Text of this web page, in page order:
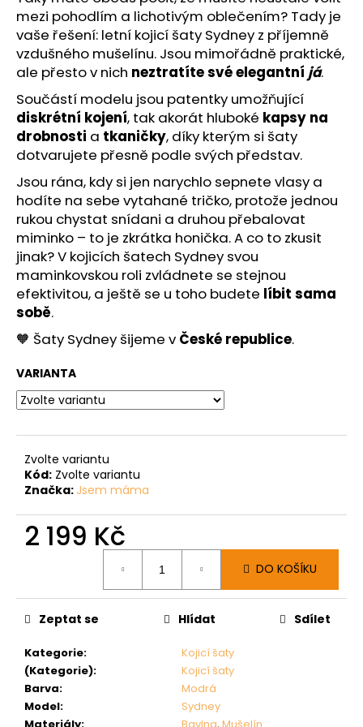
mezi pohodlím a lichotivým oblečením? Tady je
vaše řešení: letní kojicí šaty Sydney z příjemně
vzdušného mušelínu. Jsou mimořádně praktické,
ale přesto v nich neztratíte své elegantní já.
Součástí modelu jsou patentky umožňující
diskrétní kojení, tak akorát hluboké kapsy na
drobnosti a tkaničky, díky kterým si šaty
dotvarujete přesně podle svých představ.
Jsou rána, kdy si jen narychlo sepnete vlasy a
hodíte na sebe vytahané tričko, protože jednou
rukou chystat snídani a druhou přebalovat
miminko – to je zkrátka honička. A co to zkusit
jinak? V kojicích šatech Sydney svou
maminkovskou roli zvládnete se stejnou
efektivitou, a ještě se u toho budete líbit sama
sobě.
🧡 Šaty Sydney šijeme v České republice.
VARIANTA
Zvolte variantu
Kód: Zvolte variantu
Značka: Jsem máma
2 199 Kč
DO KOŠÍKU
Kategorie:
Kojicí šaty
(Kategorie):
Kojicí šaty
Barva:
Modrá
Model:
Sydney
Materiály: Bavlna, Mušelín
Zeptat se Hlídat Sdílet